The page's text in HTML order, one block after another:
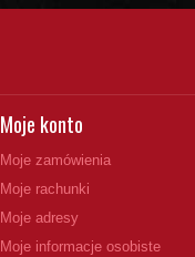
Moje konto
Moje zamówienia
Moje rachunki
Moje adresy
Moje informacje osobiste